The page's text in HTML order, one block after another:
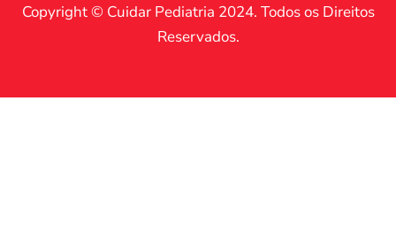
Copyright © Cuidar Pediatria 2024. Todos os Direitos
Reservados.